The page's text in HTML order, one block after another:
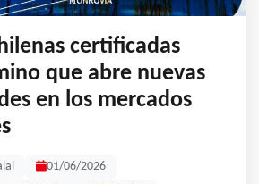
certificadas
que abre nuevas
en los mercados
01/06/2026